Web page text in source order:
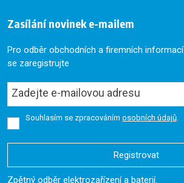
Zasílání novinek e-mailem
Pro odběr obchodních a firemních informací
se zaregistrujte
Souhlasím se zpracováním osobních údajů
Registrovat
Formulář
Zpětný odběr elektrozařízení a baterií.